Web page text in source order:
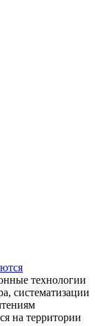
технологии
систематизации
на территории